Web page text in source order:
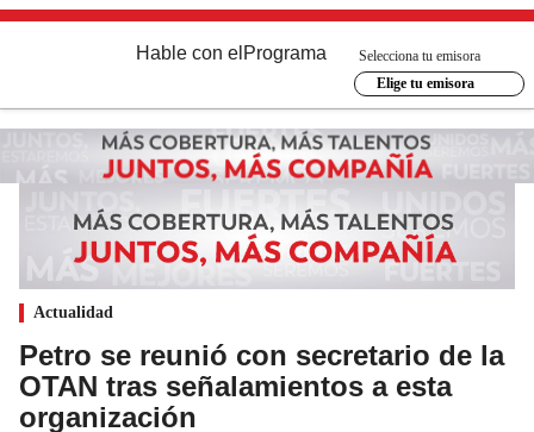
Hable con el Programa
Selecciona tu emisora
Elige tu emisora
Actualidad
Petro se reunió con secretario de la
OTAN tras señalamientos a esta
organización